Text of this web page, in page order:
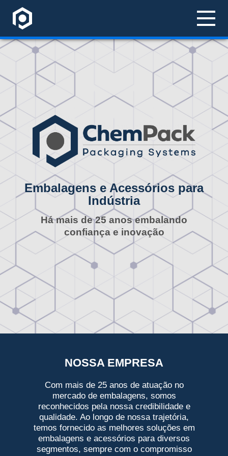
EMPRESA
PRODUTOS
CONTATO
Embalagens e Acessórios para
Indústria
Há mais de 25 anos embalando
confiança e inovação
NOSSA EMPRESA
Com mais de 25 anos de atuação no
mercado de embalagens, somos
reconhecidos pela nossa credibilidade e
qualidade. Ao longo de nossa trajetória,
temos fornecido as melhores soluções em
embalagens e acessórios para diversos
segmentos, sempre com o compromisso